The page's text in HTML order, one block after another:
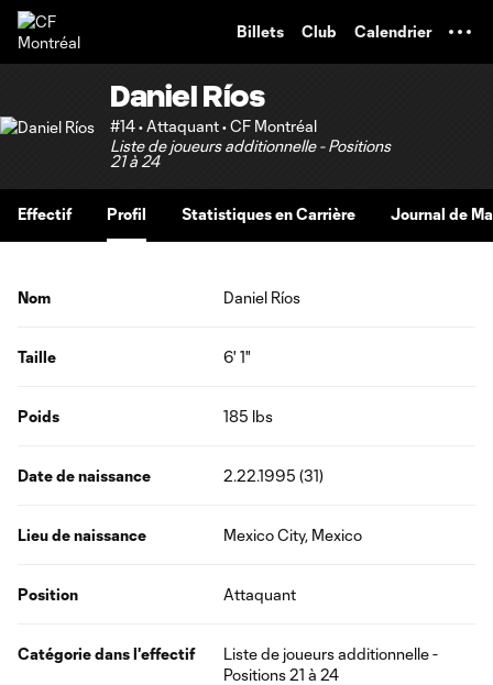
Billets Club Calendrier
Daniel Ríos
#14 • Attaquant • CF Montréal
Liste de joueurs additionnelle - Positions
21 à 24
Effectif Profil Statistiques en Carrière Journal de
Nom Daniel Ríos
Taille 6' 1"
Poids 185 lbs
Date de naissance 2.22.1995 (31)
Lieu de naissance Mexico City, Mexico
Position Attaquant
Catégorie dans l'effectif
Liste de joueurs additionnelle -
Positions 21 à 24